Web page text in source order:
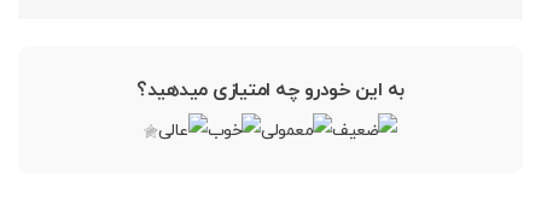
به این خودرو چه امتیازی میدهید؟